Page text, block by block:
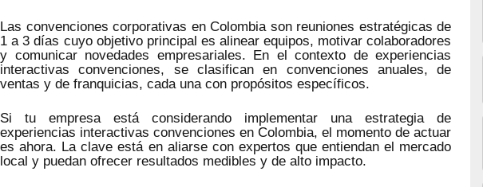
Las convenciones corporativas en Colombia son reuniones estratégicas de
1 a 3 días cuyo objetivo principal es alinear equipos, motivar colaboradores
y comunicar novedades empresariales. En el contexto de experiencias
interactivas convenciones, se clasifican en convenciones anuales, de
ventas y de franquicias, cada una con propósitos específicos.
Si tu empresa está considerando implementar una estrategia de
experiencias interactivas convenciones en Colombia, el momento de actuar
es ahora. La clave está en aliarse con expertos que entiendan el mercado
local y puedan ofrecer resultados medibles y de alto impacto.